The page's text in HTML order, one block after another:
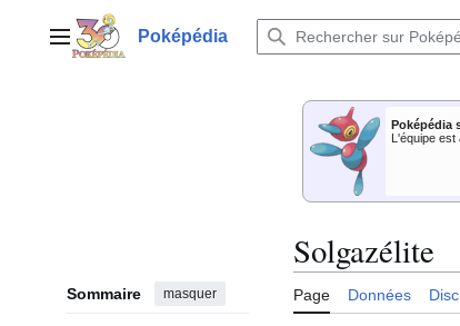
contenuMenu principalPoképédia
Poképédia
L'équipe
Sommaire masquer
Solgazélite
Page Données